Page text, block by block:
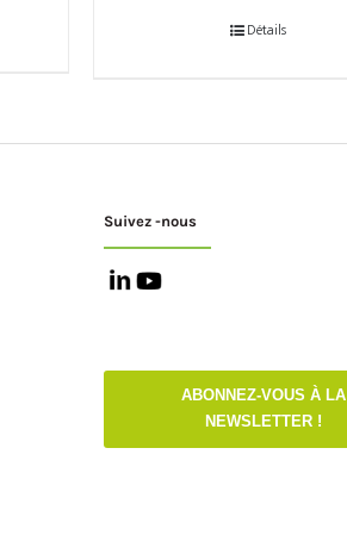
Détails
Suivez -nous
ABONNEZ-VOUS À LA
NEWSLETTER !